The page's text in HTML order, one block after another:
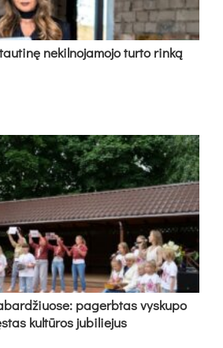
nekilnojamojo turto rinką
pa­gerb­tas vys­ku­po
kul­tū­ros ju­bi­lie­jus